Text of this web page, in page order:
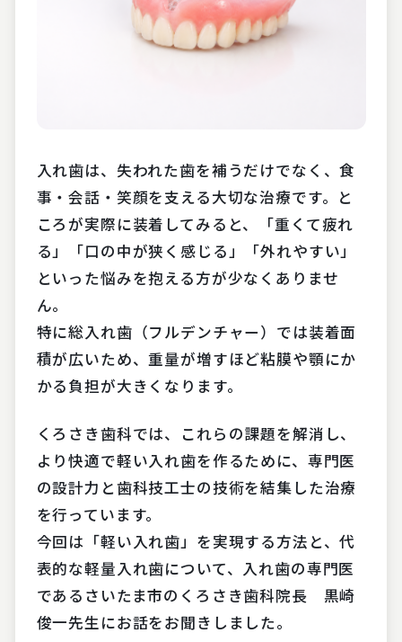
入れ歯は、失われた歯を補うだけでなく、食
事・会話・笑顔を支える大切な治療です。と
ころが実際に装着してみると、「重くて疲れ
る」「口の中が狭く感じる」「外れやすい」
といった悩みを抱える方が少なくありませ
ん。
特に総入れ歯（フルデンチャー）では装着面
積が広いため、重量が増すほど粘膜や顎にか
かる負担が大きくなります。
くろさき歯科では、これらの課題を解消し、
より快適で軽い入れ歯を作るために、専門医
の設計力と歯科技工士の技術を結集した治療
を行っています。
今回は「軽い入れ歯」を実現する方法と、代
表的な軽量入れ歯について、入れ歯の専門医
であるさいたま市のくろさき歯科院長 黒崎
俊一先生にお話をお聞きしました。